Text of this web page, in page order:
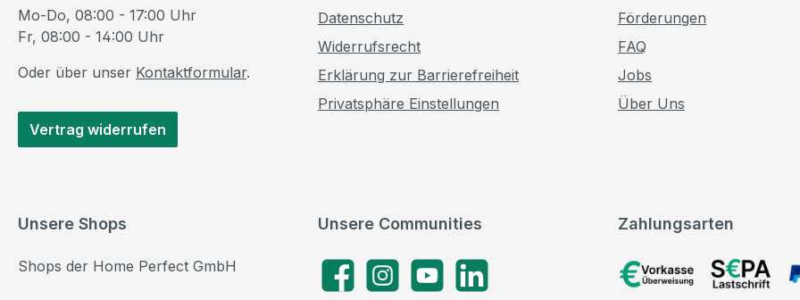
Mo-Do, 08:00 - 17:00 Uhr
Fr, 08:00 - 14:00 Uhr
Oder über unser Kontaktformular.
Vertrag widerrufen
Datenschutz
Widerrufsrecht
Erklärung zur Barrierefreiheit
Privatsphäre Einstellungen
Förderungen
FAQ
Jobs
Über Uns
Zahlungsarten
Unsere Communities
FacebookInstagramYouTubeLinkedIn
Unsere Shops
Shops der Home Perfect GmbH